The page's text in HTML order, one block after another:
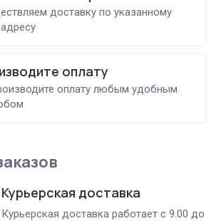
доставку по указанному
оплату
оплату любым удобным
Курьерская доставка
Курьерская доставка работает с 9.00 до